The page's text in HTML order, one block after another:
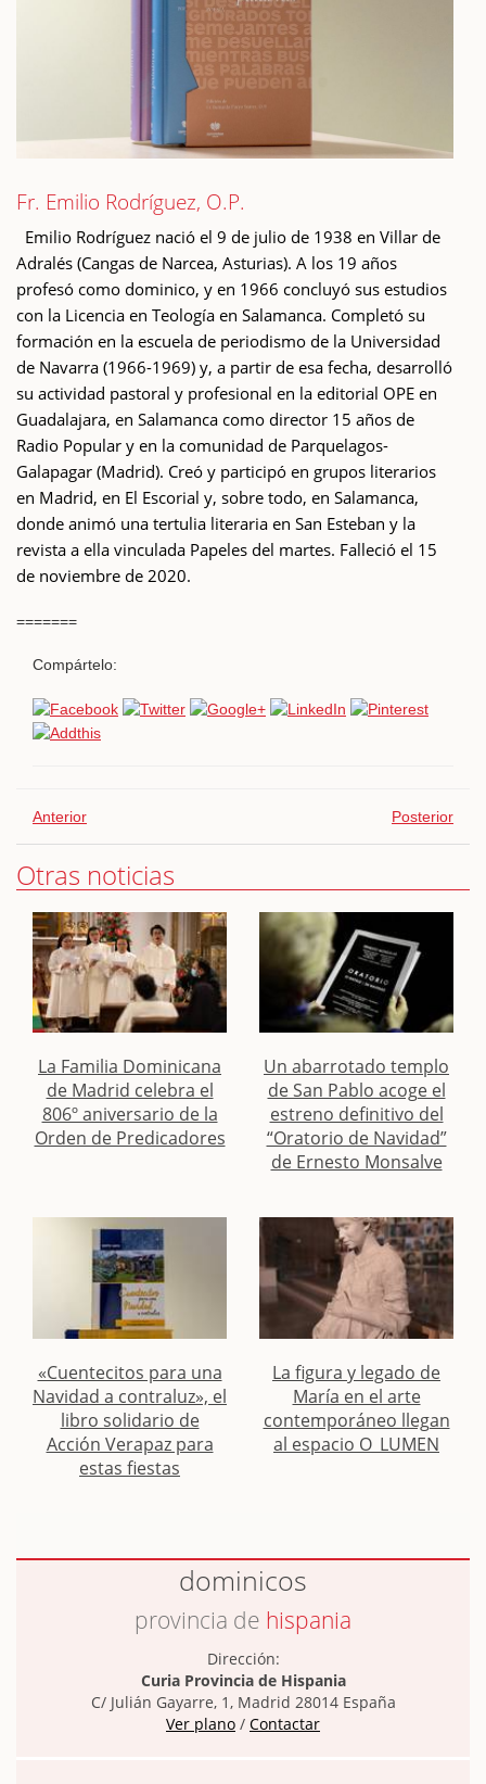
Fr. Emilio Rodríguez, O.P.
Emilio Rodríguez nació el 9 de julio de 1938 en Villar de
Adralés (Cangas de Narcea, Asturias). A los 19 años
profesó como dominico, y en 1966 concluyó sus estudios
con la Licencia en Teología en Salamanca. Completó su
formación en la escuela de periodismo de la Universidad
de Navarra (1966-1969) y, a partir de esa fecha, desarrolló
su actividad pastoral y profesional en la editorial OPE en
Guadalajara, en Salamanca como director 15 años de
Radio Popular y en la comunidad de Parquelagos-
Galapagar (Madrid). Creó y participó en grupos literarios
en Madrid, en El Escorial y, sobre todo, en Salamanca,
donde animó una tertulia literaria en San Esteban y la
revista a ella vinculada Papeles del martes. Falleció el 15
de noviembre de 2020.
=======
Compártelo:
Anterior Posterior
Otras noticias
La Familia Dominicana
de Madrid celebra el
806º aniversario de la
Orden de Predicadores
Un abarrotado templo
de San Pablo acoge el
estreno definitivo del
“Oratorio de Navidad”
de Ernesto Monsalve
«Cuentecitos para una
Navidad a contraluz», el
libro solidario de
Acción Verapaz para
estas fiestas
La figura y legado de
María en el arte
contemporáneo llegan
al espacio O_LUMEN
dominicos
provincia de hispania
Dirección:
Curia Provincia de Hispania
C/ Julián Gayarre, 1, Madrid 28014 España
Ver plano / Contactar